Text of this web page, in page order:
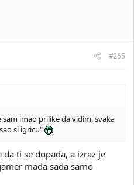
#265
imao prilike da vidim, svaka
si igricu"
ti se dopada, a izraz je
mada sada samo